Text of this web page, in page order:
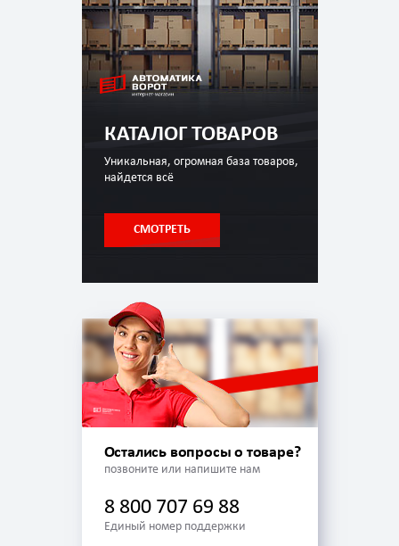
КАТАЛОГ ТОВАРОВ
Уникальная, огромная база товаров,
найдется всё
СМОТРЕТЬ
Остались вопросы о товаре?
позвоните или напишите нам
8 800 707 69 88
Единый номер поддержки